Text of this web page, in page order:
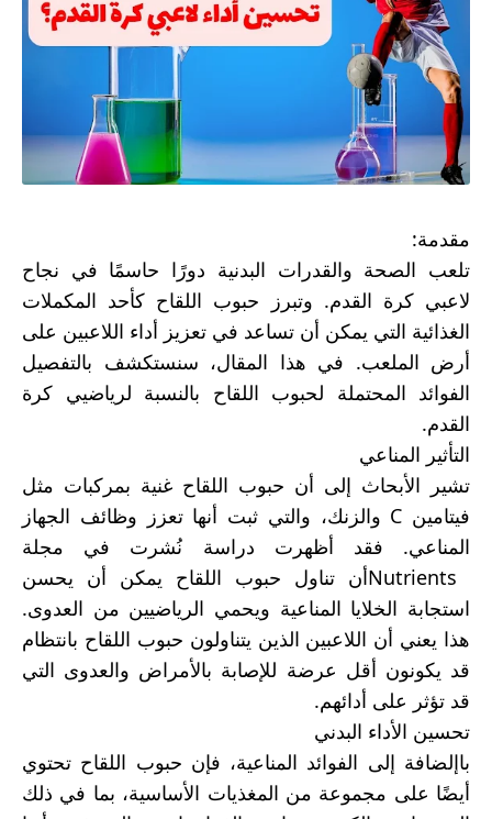
مقدمة:
تلعب الصحة والقدرات البدنية دورًا حاسمًا في نجاح
لاعبي كرة القدم. وتبرز حبوب اللقاح كأحد المكملات
الغذائية التي يمكن أن تساعد في تعزيز أداء اللاعبين على
أرض الملعب. في هذا المقال، سنستكشف بالتفصيل
الفوائد المحتملة لحبوب اللقاح بالنسبة لرياضيي كرة
القدم.
التأثير المناعي
تشير الأبحاث إلى أن حبوب اللقاح غنية بمركبات مثل
فيتامين C والزنك، والتي ثبت أنها تعزز وظائف الجهاز
المناعي. فقد أظهرت دراسة نُشرت في مجلة
Nutrientsأن تناول حبوب اللقاح يمكن أن يحسن
استجابة الخلايا المناعية ويحمي الرياضيين من العدوى.
هذا يعني أن اللاعبين الذين يتناولون حبوب اللقاح بانتظام
قد يكونون أقل عرضة للإصابة بالأمراض والعدوى التي
قد تؤثر على أدائهم.
تحسين الأداء البدني
باإلضافة إلى الفوائد المناعية، فإن حبوب اللقاح تحتوي
أيضًا على مجموعة من المغذيات الأساسية، بما في ذلك